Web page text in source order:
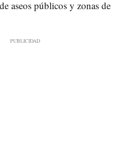
aseos públicos y zonas de